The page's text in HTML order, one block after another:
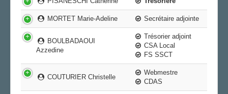
MORTET Marie-Adeline Secrétaire adjointe
BOULBADAOUI
Azzedine
Trésorier adjoint
CSA Local
FS SSCT
COUTURIER Christelle
Webmestre
CDAS